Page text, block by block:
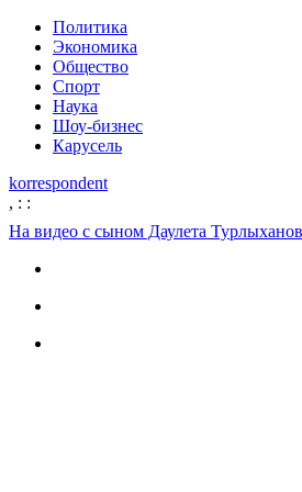
Политика
Экономика
Общество
Спорт
Наука
Шоу-бизнес
Карусель
korrespondent
, : :
На видео с сыном Даулета